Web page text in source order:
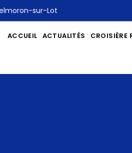
sur-Lot
ACCUEIL ACTUALITÉS CROISIÈRE